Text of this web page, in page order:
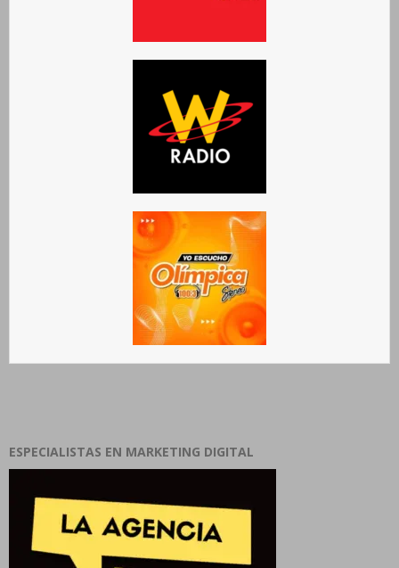
ESPECIALISTAS EN MARKETING DIGITAL